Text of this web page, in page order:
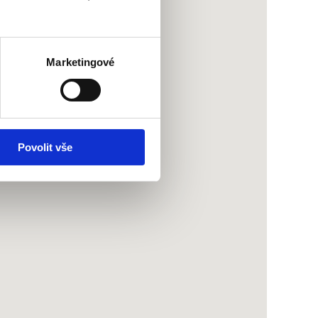
Marketingové
Povolit vše